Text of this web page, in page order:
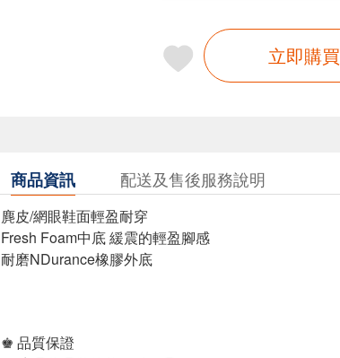
立即購買
商品資訊 配送及售後服務說明
麂皮/網眼鞋面輕盈耐穿
Fresh Foam中底 緩震的輕盈腳感
耐磨NDurance橡膠外底
♚ 品質保證